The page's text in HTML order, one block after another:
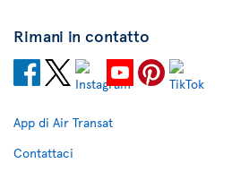
Rimani in contatto
App di Air Transat
Contattaci